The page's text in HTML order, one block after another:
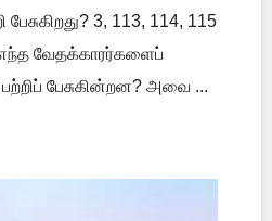
3, 113, 114, 115
வேதக்காரர்களைப்
பேசுகின்றன? அவை ...